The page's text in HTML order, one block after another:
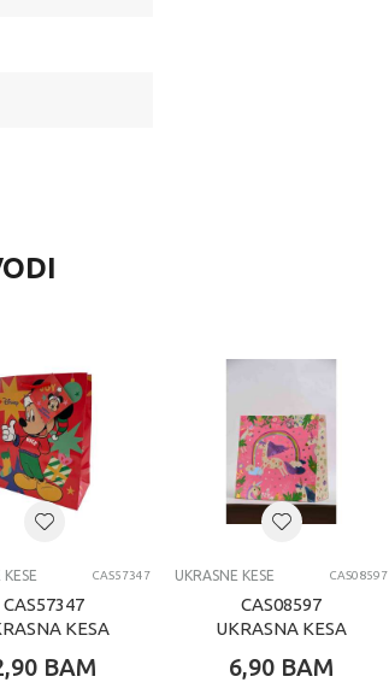
CAS57347
CAS57347
KESA
VELIKA
BAM
UKRASNE KESE CAS08597
CAS08597
UKRASNA KESA
JUMBO
6,90 BAM